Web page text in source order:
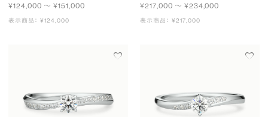
¥124,000 〜 ¥151,000
表示商品： ¥124,000
¥217,000 〜 ¥234,000
表示商品： ¥217,000